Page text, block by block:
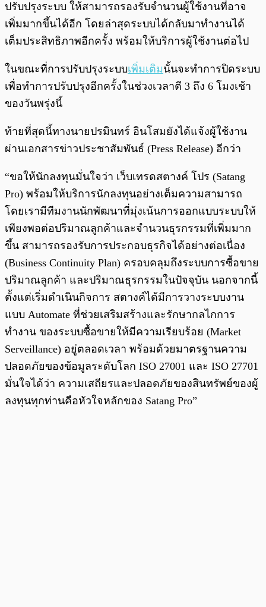
ปรับปรุงระบบ ให้สามารถรองรับจำนวนผู้ใช้งานที่อาจ
เพิ่มมากขึ้นได้อีก โดยล่าสุดระบบได้กลับมาทำงานได้
เต็มประสิทธิภาพอีกครั้ง พร้อมให้บริการผู้ใช้งานต่อไป
ในขณะที่การปรับปรุงระบบเพิ่มเติมนั้นจะทำการปิดระบบ
เพื่อทำการปรับปรุงอีกครั้งในช่วงเวลาตี 3 ถึง 6 โมงเช้า
ของวันพรุ่งนี้
ท้ายที่สุดนี้ทางนายปรมินทร์ อินโสมยังได้แจ้งผู้ใช้งาน
ผ่านเอกสารข่าวประชาสัมพันธ์ (Press Release) อีกว่า
“ขอให้นักลงทุนมั่นใจว่า เว็บเทรดสตางค์ โปร (Satang
Pro) พร้อมให้บริการนักลงทุนอย่างเต็มความสามารถ
โดยเรามีทีมงานนักพัฒนาที่มุ่งเน้นการออกแบบระบบให้
เพียงพอต่อปริมาณลูกค้าและจำนวนธุรกรรมที่เพิ่มมาก
ขึ้น สามารถรองรับการประกอบธุรกิจได้อย่างต่อเนื่อง
(Business Continuity Plan) ครอบคลุมถึงระบบการซื้อขาย
ปริมาณลูกค้า และปริมาณธุรกรรมในปัจจุบัน นอกจากนี้
ตั้งแต่เริ่มดำเนินกิจการ สตางค์ได้มีการวางระบบงาน
แบบ Automate ที่ช่วยเสริมสร้างและรักษากลไกการ
ทำงาน ของระบบซื้อขายให้มีความเรียบร้อย (Market
Serveillance) อยู่ตลอดเวลา พร้อมด้วยมาตรฐานความ
ปลอดภัยของข้อมูลระดับโลก ISO 27001 และ ISO 27701
มั่นใจได้ว่า ความเสถียรและปลอดภัยของสินทรัพย์ของผู้
ลงทุนทุกท่านคือหัวใจหลักของ Satang Pro”